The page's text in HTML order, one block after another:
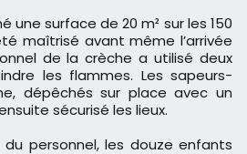
une surface de 20 m² sur les 150
maîtrisé avant même l’arrivée
de la crèche a utilisé deux
les flammes. Les sapeurs-
dépêchés sur place avec un
sécurisé les lieux.
personnel, les douze enfants